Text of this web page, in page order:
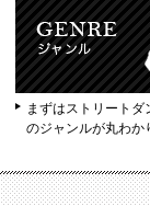
まずはストリート
のジャンルが丸わか